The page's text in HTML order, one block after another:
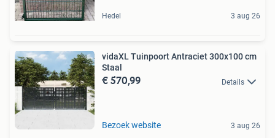
Hedel 3 aug 26
vidaXL Tuinpoort Antraciet 300x100 cm
Staal
€ 570,99 Details
Bezoek website 3 aug 26